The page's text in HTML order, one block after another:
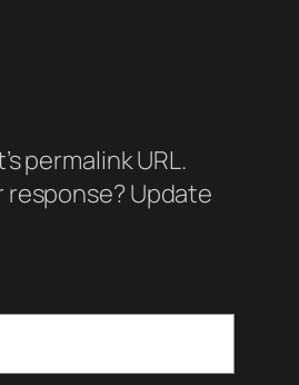
permalink URL.
Update